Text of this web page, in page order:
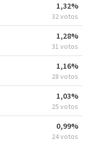
1,32%
32 votos
1,28%
31 votos
1,16%
28 votos
1,03%
25 votos
0,99%
24 votos